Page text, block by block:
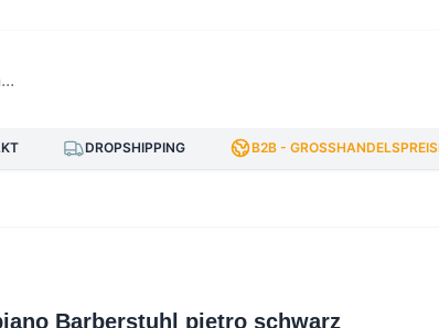
DROPSHIPPING B2B - GROSSHANDELSPREISE
Barberstuhl pietro schwarz